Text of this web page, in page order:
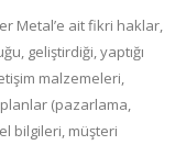
Metal’e ait fikri haklar,
geliştirdiği, yaptığı
malzemeleri,
(pazarlama,
bilgileri, müşteri